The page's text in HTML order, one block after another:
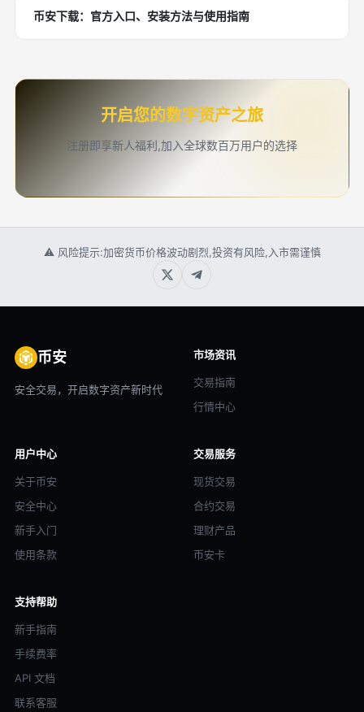
币安下载：官方入口、安装方法与使用指南
开启您的数字资产之旅
注册即享新人福利,加入全球数百万用户的选择
⚠ 风险提示:加密货币价格波动剧烈,投资有风险,入市需谨慎
币安
安全交易，开启数字资产新时代
市场资讯
交易指南
行情中心
用户中心
关于币安
安全中心
新手入门
使用条款
交易服务
现货交易
合约交易
理财产品
币安卡
支持帮助
新手指南
手续费率
API 文档
联系客服